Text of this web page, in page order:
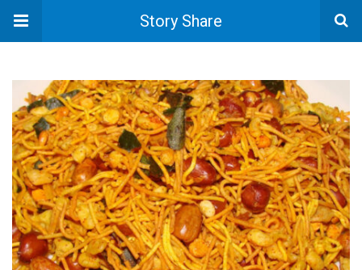
Story Share